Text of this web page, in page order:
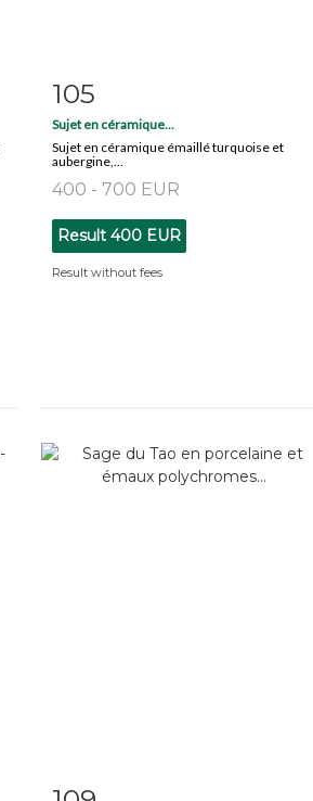
Item detail
105
Sujet en céramique...
Sujet en céramique émaillé turquoise et
aubergine,...
400 - 700 EUR
Result 400 EUR
Result without fees
Item detail